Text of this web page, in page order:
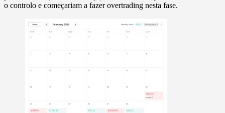
o controlo e começariam a fazer overtrading nesta fase.